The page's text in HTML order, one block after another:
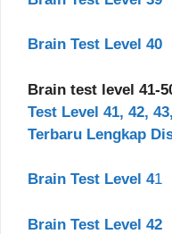
Brain Test Level 40
Brain test level 41-
Test Level 41, 42,
Terbaru Lengkap
Brain Test Level 41
Brain Test Level 42